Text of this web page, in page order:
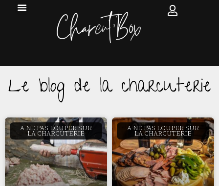
Le blog de la charcuterie
A NE PAS LOUPER SUR
LA CHARCUTERIE
A NE PAS LOUPER SUR
LA CHARCUTERIE